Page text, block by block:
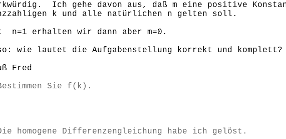
Ich gehe davon aus, daß m eine positive
k und alle natürlichen n gelten soll.
n=1 erhalten wir dann aber m=0.
wie lautet die Aufgabenstellung korrekt und komplett?
Fred
Sie f(k).
homogene Differenzengleichung habe ich gelöst.